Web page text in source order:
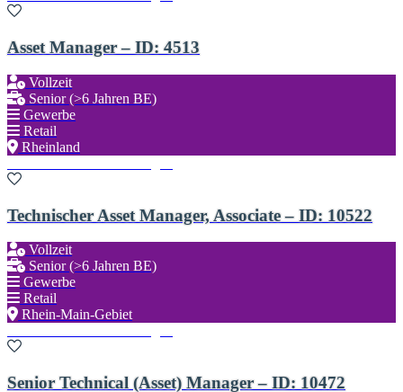
Asset Manager – ID: 4513
Vollzeit
Senior (>6 Jahren BE)
Gewerbe
Retail
Rheinland
Technischer Asset Manager, Associate – ID: 10522
Vollzeit
Senior (>6 Jahren BE)
Gewerbe
Retail
Rhein-Main-Gebiet
Senior Technical (Asset) Manager – ID: 10472